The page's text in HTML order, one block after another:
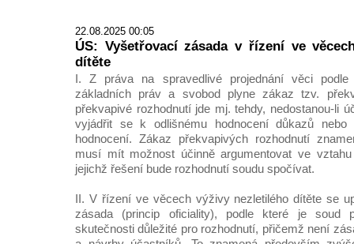
22.08.2025 00:05
ÚS: Vyšetřovací zásada v řízení ve
dítěte
I. Z práva na spravedlivé projednání věci
základních práv a svobod plyne zákaz tzv.
překvapivé rozhodnutí jde mj. tehdy, nedostanou-li
vyjádřit se k odlišnému hodnocení důkazů nebo
hodnocení. Zákaz překvapivých rozhodnutí
musí mít možnost účinně argumentovat ve
jejichž řešení bude rozhodnutí soudu spočívat.
II. V řízení ve věcech výživy nezletilého dítěte se
zásada (princip oficiality), podle které je soud
skutečnosti důležité pro rozhodnutí, přičemž není